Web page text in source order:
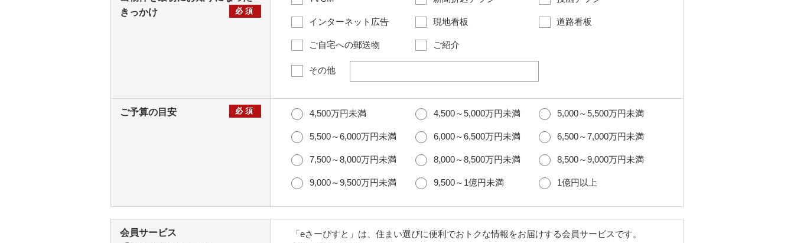
きっかけ
必須
インターネット広告 現地看板 道路看板
ご自宅への郵送物 ご紹介
その他
ご予算の目安 必須 4,500万円未満 4,500～5,000万円未満 5,000～5,500万円未満
5,500～6,000万円未満 6,000～6,500万円未満 6,500～7,000万円未満
7,500～8,000万円未満 8,000～8,500万円未満 8,500～9,000万円未満
9,000～9,500万円未満 9,500～1億円未満 1億円以上
会員サービス
「eさーぴすと」は、住まい選びに便利でおトクな情報をお届けする会員サービスです。